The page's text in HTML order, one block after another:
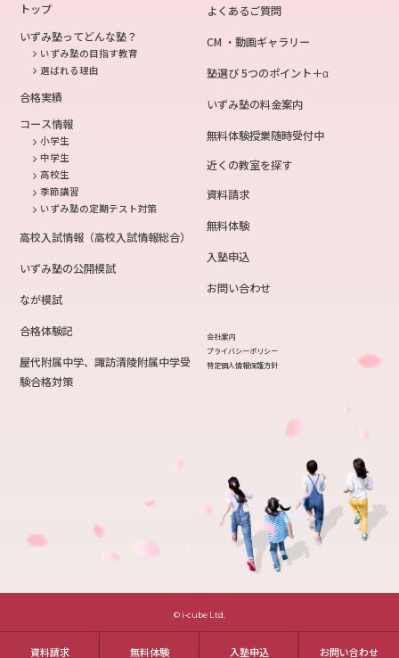
資料請求 無料体験 入塾申込 お問い合わせ
トップ
いずみ塾ってどんな塾？
いずみ塾の目指す教育
選ばれる理由
合格実績
コース情報
小学生
中学生
高校生
季節講習
いずみ塾の定期テスト対策
高校入試情報（高校入試情報総合）
いずみ塾の公開模試
なが模試
合格体験記
屋代附属中学、諏訪清陵附属中学受
験合格対策
よくあるご質問
CM ・動画ギャラリー
塾選び 5つのポイント＋α
いずみ塾の料金案内
無料体験授業随時受付中
近くの教室を探す
資料請求
無料体験
入塾申込
お問い合わせ
会社案内
プライバシーポリシー
特定個人情報保護方針
© i-cube Ltd.